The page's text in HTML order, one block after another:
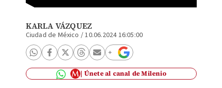
KARLA VÁZQUEZ
Ciudad de México /10.06.2024 16:05:00
Únete al canal de Milenio